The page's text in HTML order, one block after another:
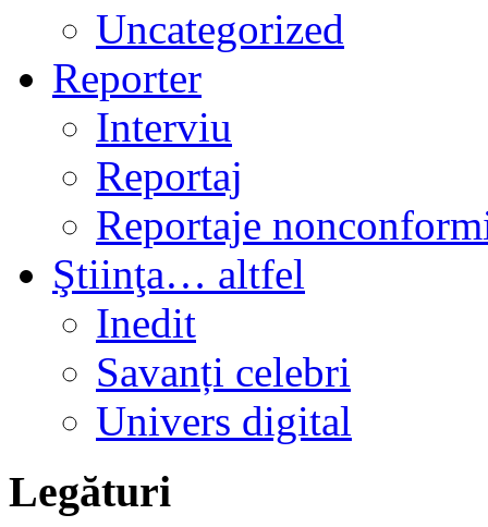
Uncategorized
Reporter
Interviu
Reportaj
Reportaje
Ştiinţa… altfel
Inedit
Savanți celebri
Univers digital
Legături